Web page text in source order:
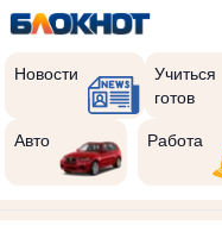
Новости
Учиться
готов
Авто Работа